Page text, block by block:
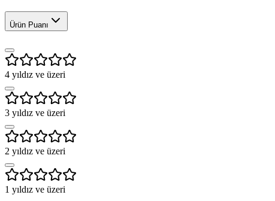
Ürün Puanı
4 yıldız ve üzeri
3 yıldız ve üzeri
2 yıldız ve üzeri
1 yıldız ve üzeri